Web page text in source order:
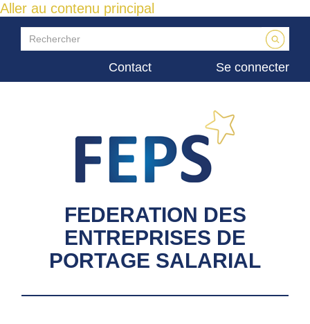
Aller au contenu principal
Contact Se connecter
FEDERATION DES
ENTREPRISES DE
PORTAGE SALARIAL